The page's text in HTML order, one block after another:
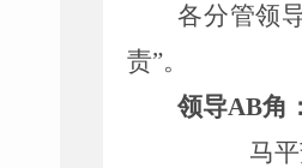
各分管领
责”。
领导AB角
马